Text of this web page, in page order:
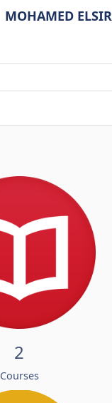
MOHAMED ELSIR
2
Courses